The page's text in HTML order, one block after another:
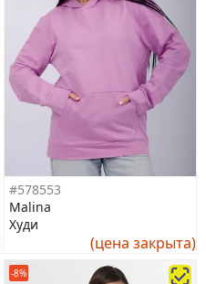
#578553
Malina
Худи
(цена закрыта)
-8%